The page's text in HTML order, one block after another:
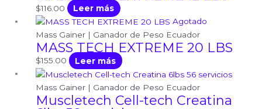
$116.00
Leer más
Agotado
Mass Gainer | Ganador de Peso Ecuador
MASS TECH EXTREME 20 LBS
$155.00 Leer más
Mass Gainer | Ganador de Peso Ecuador
Muscletech Cell-tech Creatina